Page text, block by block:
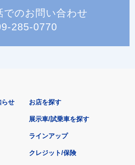
でのお問い合わせ
285-0770
らせ お店を探す
展示車/試乗車を探す
ラインアップ
クレジット/保険